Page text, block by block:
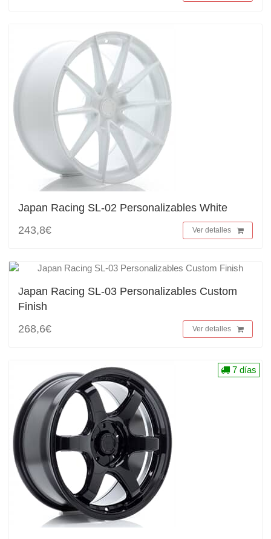
Japan Racing SL-02 Personalizables White
243,8€
Ver detalles
Japan Racing SL-03 Personalizables Custom
Finish
268,6€
Ver detalles
7 días